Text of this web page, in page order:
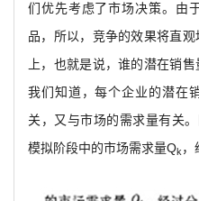
们优先考虑了市场决策。由
品，所以，竞争的效果将直
上，也就是说，谁的潜在销
我们知道，每个企业的潜在
关，又与市场的需求量有关
模拟阶段中的市场需求量Qk ，